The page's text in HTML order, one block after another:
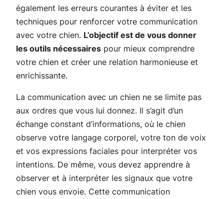
également les erreurs courantes à éviter et les
techniques pour renforcer votre communication
avec votre chien. L’objectif est de vous donner
les outils nécessaires pour mieux comprendre
votre chien et créer une relation harmonieuse et
enrichissante.
La communication avec un chien ne se limite pas
aux ordres que vous lui donnez. Il s’agit d’un
échange constant d’informations, où le chien
observe votre langage corporel, votre ton de voix
et vos expressions faciales pour interpréter vos
intentions. De même, vous devez apprendre à
observer et à interpréter les signaux que votre
chien vous envoie. Cette communication